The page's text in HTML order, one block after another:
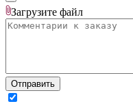
Загрузите файл
Отправить